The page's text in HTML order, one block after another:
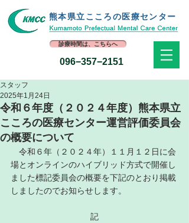
熊本県立​こころの医療センター
診療時間は、こちらへ
096−357−2151
令和６年度（２０２４年度）熊本県立
こころの医療センター運営評価委員会
の概要について
スタッフ
2025年1月24日
令和６年（２０２４年）１１月１２日に会
場とオンラインのハイブリッド方式で開催し
ました標記委員会の概要を下記のとおり掲載
しましたのでお知らせします。
記